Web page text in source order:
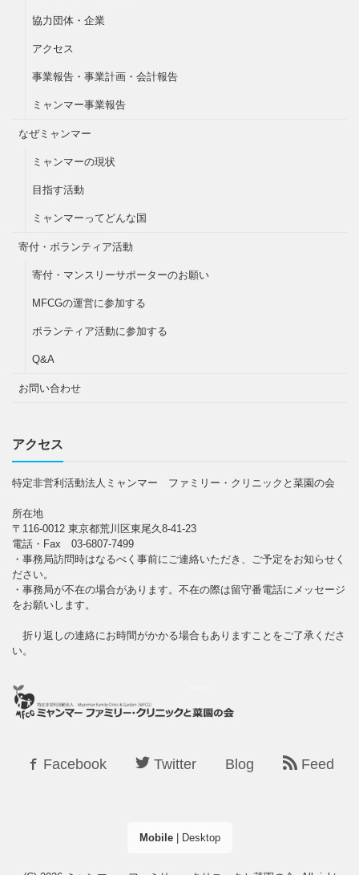
協力団体・企業
アクセス
事業報告・事業計画・会計報告
ミャンマー事業報告
なぜミャンマー
ミャンマーの現状
目指す活動
ミャンマーってどんな国
寄付・ボランティア活動
寄付・マンスリーサポーターのお願い
MFCGの運営に参加する
ボランティア活動に参加する
Q&A
お問い合わせ
アクセス
特定非営利活動法人ミャンマー ファミリー・クリニックと菜園の会
所在地
〒116-0012 東京都荒川区東尾久8-41-23
電話・Fax 03-6807-7499
・事務局訪問時はなるべく事前にご連絡いただき、ご予定をお知らせく
ださい。
・事務局が不在の場合があります。不在の際は留守番電話にメッセージ
をお願いします。
折り返しの連絡にお時間がかかる場合もありますことをご了承くださ
い。
Facebook Twitter Blog Feed
Mobile| Desktop